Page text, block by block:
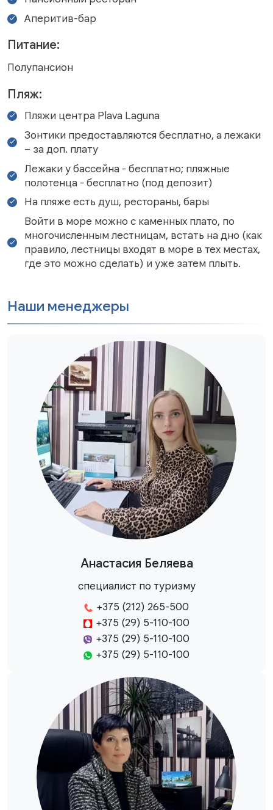
Аперитив-бар
Питание:
Полупансион
Пляж:
Пляжи центра Plava Laguna
Зонтики предоставляются бесплатно, а лежаки
– за доп. плату
Лежаки у бассейна - бесплатно; пляжные
полотенца - бесплатно (под депозит)
На пляже есть душ, рестораны, бары
Войти в море можно с каменных плато, по
многочисленным лестницам, встать на дно (как
правило, лестницы входят в море в тех местах,
где это можно сделать) и уже затем плыть.
Наши менеджеры
Анастасия Беляева
специалист по туризму
+375 (212) 265-500
+375 (29) 5-110-100
+375 (29) 5-110-100
+375 (29) 5-110-100